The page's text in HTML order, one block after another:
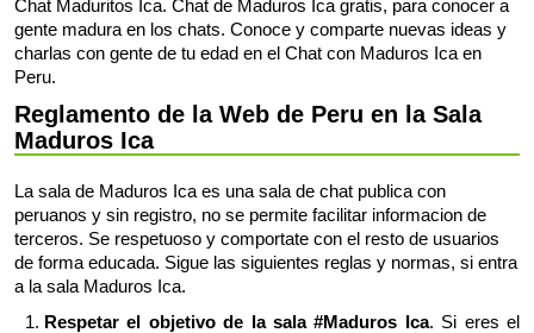
Chat Maduritos Ica. Chat de Maduros Ica gratis, para conocer a
gente madura en los chats. Conoce y comparte nuevas ideas y
charlas con gente de tu edad en el Chat con Maduros Ica en
Peru.
Reglamento de la Web de Peru en la Sala
Maduros Ica
La sala de Maduros Ica es una sala de chat publica con
peruanos y sin registro, no se permite facilitar informacion de
terceros. Se respetuoso y comportate con el resto de usuarios
de forma educada. Sigue las siguientes reglas y normas, si entra
a la sala Maduros Ica.
Respetar el objetivo de la sala #Maduros Ica. Si eres el